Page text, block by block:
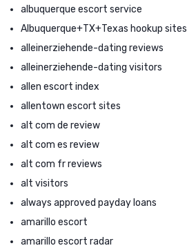
albuquerque escort service
Albuquerque+TX+Texas hookup sites
alleinerziehende-dating reviews
alleinerziehende-dating visitors
allen escort index
allentown escort sites
alt com de review
alt com es review
alt com fr reviews
alt visitors
always approved payday loans
amarillo escort
amarillo escort radar